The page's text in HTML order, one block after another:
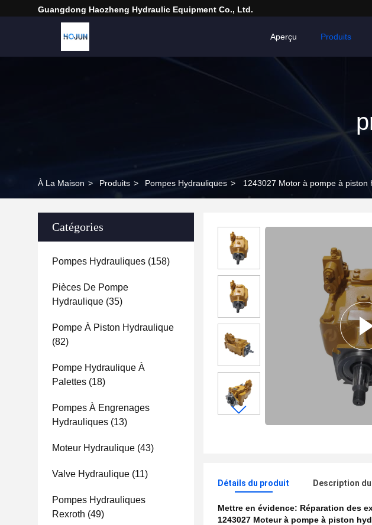
Guangdong Haozheng Hydraulic Equipment Co., Ltd.
Aperçu Produits
À La Maison > Produits > Pompes Hydrauliques > 1243027 Motor à pompe à
Catégories
Pompes Hydrauliques (158)
Pièces De Pompe
Hydraulique (35)
Pompe À Piston Hydraulique
(82)
Pompe Hydraulique À
Palettes (18)
Pompes À Engrenages
Hydrauliques (13)
Moteur Hydraulique (43)
Valve Hydraulique (11)
Pompes Hydrauliques
Rexroth (49)
Détails du produit Description
Mettre en évidence: Réparation des
1243027 Moteur à pompe à piston